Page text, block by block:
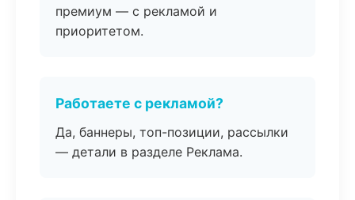
премиум — с рекламой и
приоритетом.
Работаете с рекламой?
Да, баннеры, топ-позиции, рассылки
— детали в разделе Реклама.